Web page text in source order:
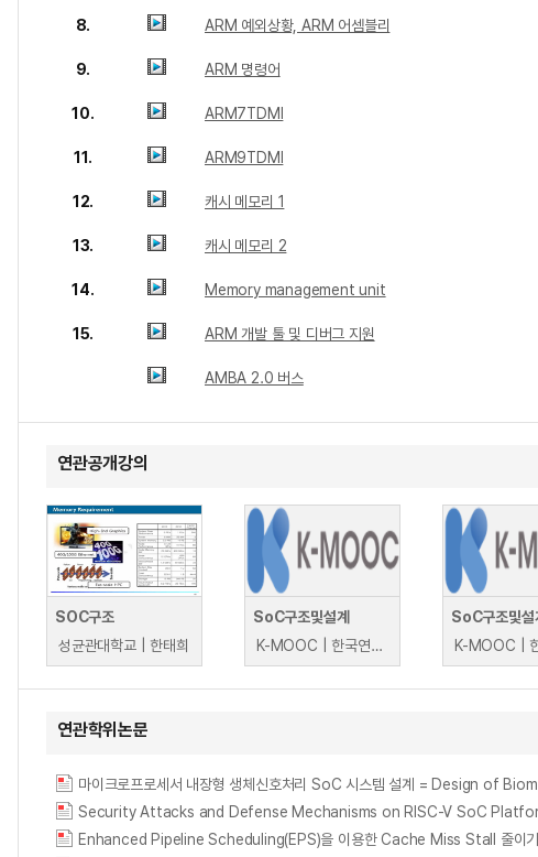
8. ARM 예외상황, ARM 어셈블리
9. ARM 명령어
10. ARM7TDMI
11. ARM9TDMI
12. 캐시 메모리 1
13. 캐시 메모리 2
14. Memory management unit
15. ARM 개발 툴 및 디버그 지원
AMBA 2.0 버스
연관공개강의
SOC구조
성균관대학교 | 한태희
SoC구조및설계
K-MOOC | 한국연구재단 산업교육센터 이우주
SoC구조및설
연관학위논문
마이크로프로세서 내장형 생체신호처리 SoC 시스템 설계 = Design
Security Attacks and Defense Mechanisms on RISC-V SoC
Enhanced Pipeline Scheduling(EPS)을 이용한 Cache Miss Stall 줄